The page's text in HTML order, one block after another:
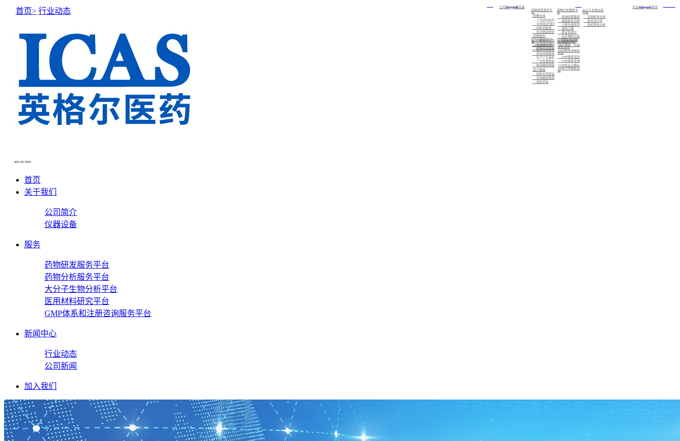
关于我们
公司简介 仪器设备
药物研发服务平
台
-药物合成
工艺研究和开发
API项目开发及注册备案
创新药盐型、晶型筛选及CMC业务
化合物定制合成
-药物制剂
一致性评价及仿制药的制剂开发
高端缓控释制剂开发
创新药及改良型新药的制剂开发
药物分析服务平
台
系统的质量研究
基因毒性杂质研究
元素杂质研究
逆向工程
稳定性研究
化合物的分离制备，已知化合物的结构确证，未知化合物的结构解析与鉴定
标准化检测
大分子生物分析
平台
生物样本分析
药代动力学
免疫原性分析
医用材料研究平
台
- 药包材相容性
医用材料密封性研究
药包材相容性研究
生产工艺组件相容性研究
一次性使用系统相容性研究
输液器具相容性研究
-医疗器械
材料化学表征
生物相容性研究
风险评估
GMP体系和注册
咨询服务平台
-医疗器械、药品
注册咨询
-GMP体系咨询及
培训
GMP体系培训
GMP体系咨询
-GMP验证与确认
-GMP/GSP体系认
证
新闻中心
行业动态 公司新闻
400-182-9001
首页
关于我们
公司简介
仪器设备
服务
药物研发服务平台
药物分析服务平台
大分子生物分析平台
医用材料研究平台
GMP体系和注册咨询服务平台
新闻中心
行业动态
公司新闻
加入我们
首页> 行业动态